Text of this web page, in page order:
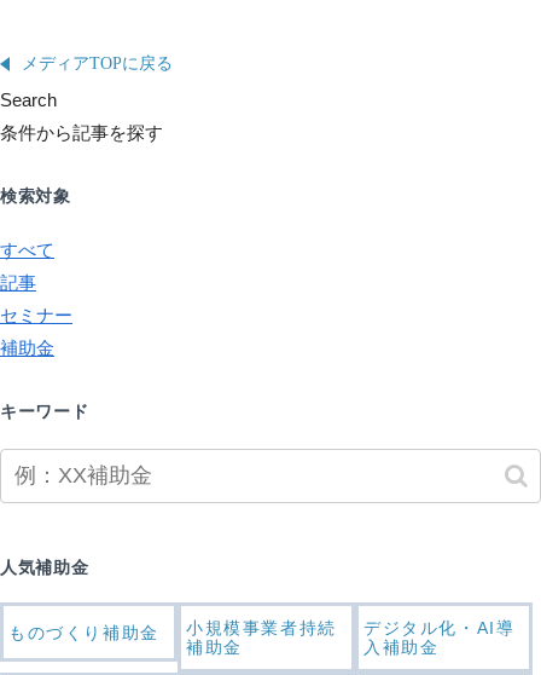
メディアTOPに戻る
Search
条件から記事を探す
検索対象
すべて
記事
セミナー
補助金
キーワード
人気補助金
ものづくり補助金
小規模事業者持続
補助金
デジタル化・AI導
入補助金